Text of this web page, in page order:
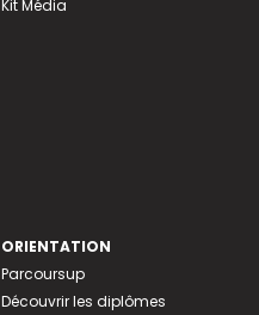
Kit Média
ORIENTATION
Parcoursup
Découvrir les diplômes